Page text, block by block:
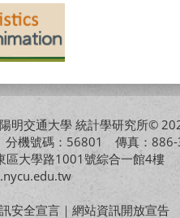
明交通大學 統計學研究所©
分機號碼：56801 傳真：
區大學路1001號綜合一館4樓
安全宣言 ｜ 網站資訊開放宣告